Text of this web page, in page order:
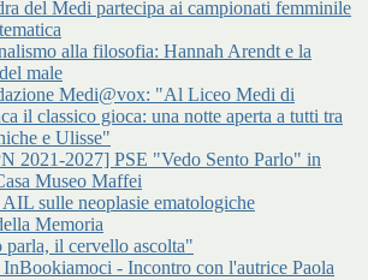
del Medi partecipa ai campionati femminile
alla filosofia: Hannah Arendt e la
male
Medi@vox: "Al Liceo Medi di
il classico gioca: una notte aperta a tutti tra
e Ulisse"
2021-2027] PSE "Vedo Sento Parlo" in
Museo Maffei
sulle neoplasie ematologiche
Memoria
parla, il cervello ascolta"
InBookiamoci - Incontro con l'autrice Paola